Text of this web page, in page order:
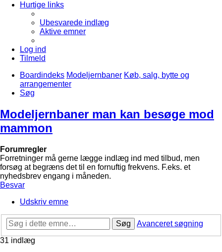
Hurtige links
Ubesvarede indlæg
Aktive emner
Log ind
Tilmeld
Boardindeks Modeljernbaner Køb, salg, bytte og
arrangementer
Søg
Modeljernbaner man kan besøge mod
mammon
Forumregler
Forretninger må gerne lægge indlæg ind med tilbud, men
forsøg at begræns det til en fornuftig frekvens. F.eks. et
nyhedsbrev engang i måneden.
Besvar
Udskriv emne
Søg
Avanceret søgning
31 indlæg